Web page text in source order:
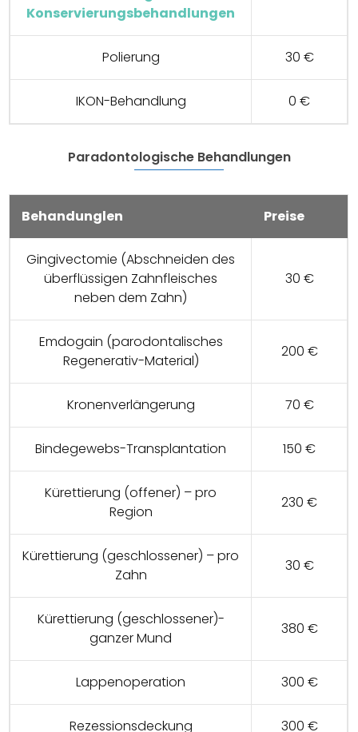
Konservierungsbehandlungen
Polierung 30 €
IKON-Behandlung 0 €
Paradontologische Behandlungen
Behandunglen Preise
Gingivectomie (Abschneiden des
überflüssigen Zahnfleisches
neben dem Zahn)
30 €
Emdogain (parodontalisches
Regenerativ-Material)
200 €
Kronenverlängerung 70 €
Bindegewebs-Transplantation 150 €
Kürettierung (offener) – pro
Region
230 €
Kürettierung (geschlossener) – pro
Zahn
30 €
Kürettierung (geschlossener)-
ganzer Mund
380 €
Lappenoperation 300 €
Rezessionsdeckung 300 €